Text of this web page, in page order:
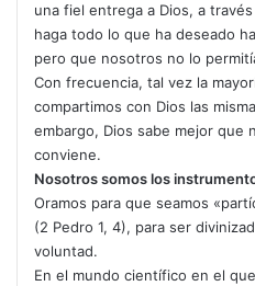
una fiel entrega a Dios, a
haga todo lo que ha deseado
pero que nosotros no lo
Con frecuencia, tal vez la
compartimos con Dios las
embargo, Dios sabe mejor que
conviene.
Nosotros somos los
Oramos para que seamos
(2 Pedro 1, 4), para ser
voluntad.
En el mundo científico en el